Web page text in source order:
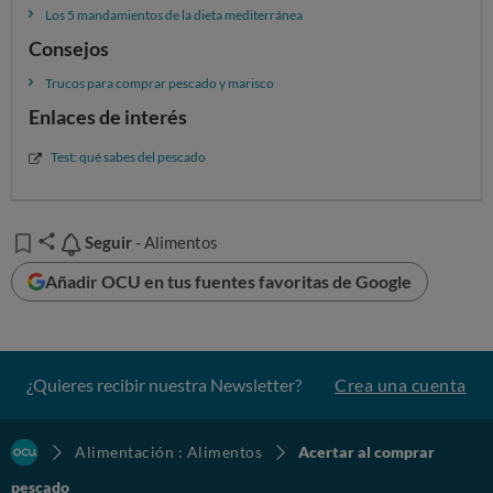
Consejos de conservación y consumo
Como conservar el pescado
Conservar los alimentos en casa
Los 5 mandamientos de la dieta mediterránea
Consejos
Trucos para comprar pescado y marisco
Enlaces de interés
Test: qué sabes del pescado
Seguir
Seguir - Alimentos
Añadir OCU en tus fuentes favoritas de Google
¿Quieres recibir nuestra Newsletter? Crea una cuenta
Alimentación : Alimentos
Acertar al comprar
pescado